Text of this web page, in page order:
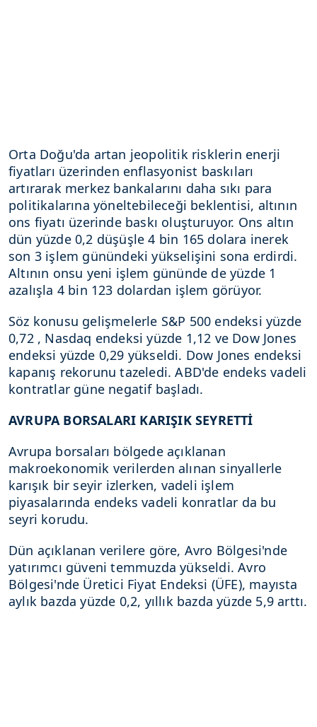
Orta Doğu'da artan jeopolitik risklerin enerji
fiyatları üzerinden enflasyonist baskıları
artırarak merkez bankalarını daha sıkı para
politikalarına yöneltebileceği beklentisi, altının
ons fiyatı üzerinde baskı oluşturuyor. Ons altın
dün yüzde 0,2 düşüşle 4 bin 165 dolara inerek
son 3 işlem günündeki yükselişini sona erdirdi.
Altının onsu yeni işlem gününde de yüzde 1
azalışla 4 bin 123 dolardan işlem görüyor.
Söz konusu gelişmelerle S&P 500 endeksi yüzde
0,72 , Nasdaq endeksi yüzde 1,12 ve Dow Jones
endeksi yüzde 0,29 yükseldi. Dow Jones endeksi
kapanış rekorunu tazeledi. ABD'de endeks vadeli
kontratlar güne negatif başladı.
AVRUPA BORSALARI KARIŞIK SEYRETTİ
Avrupa borsaları bölgede açıklanan
makroekonomik verilerden alınan sinyallerle
karışık bir seyir izlerken, vadeli işlem
piyasalarında endeks vadeli konratlar da bu
seyri korudu.
Dün açıklanan verilere göre, Avro Bölgesi'nde
yatırımcı güveni temmuzda yükseldi. Avro
Bölgesi'nde Üretici Fiyat Endeksi (ÜFE), mayısta
aylık bazda yüzde 0,2, yıllık bazda yüzde 5,9 arttı.